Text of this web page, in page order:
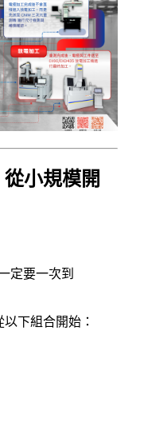
小規模開
定要一次到
下組合開始：